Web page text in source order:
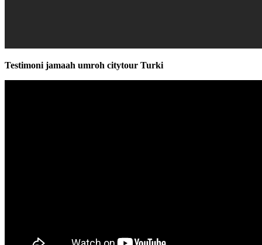
Testimoni jamaah umroh citytour Turki